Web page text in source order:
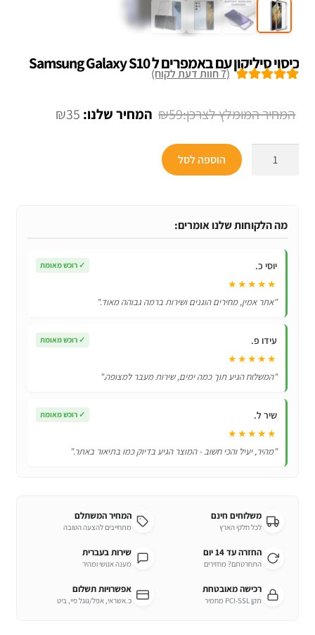
כיסוי סיליקון עם באמפרים ל Samsung Galaxy S10
לקוחות
(
7חוות דעת לקוח)
₪59
המחיר
₪35 המחיר
עם
S10
הוספה לסל
מה הלקוחות שלנו אומרים:
יוסי כ. ✓ רוכש מאומת
★★★★★
"אתר אמין, מחירים הוגנים ושירות ברמה גבוהה מאוד."
עידו פ. ✓ רוכש מאומת
★★★★★
"המשלוח הגיע תוך כמה ימים, שירות מעבר למצופה."
שיר ל. ✓ רוכש מאומת
★★★★★
"מהיר, יעיל והכי חשוב - המוצר הגיע בדיוק כמו בתיאור באתר."
משלוחים חינם
לכל חלקי הארץ
המחיר המשתלם
מתחייבים להצעה הטובה
החזרה עד 14 יום
התחרטתם? מחזירים
שירות בעברית
מענה אנושי ומהיר
רכישה מאובטחת
תקן PCI-SSL מחמיר
אפשרויות תשלום
כ.אשראי, אפל/גוגל פיי, ביט